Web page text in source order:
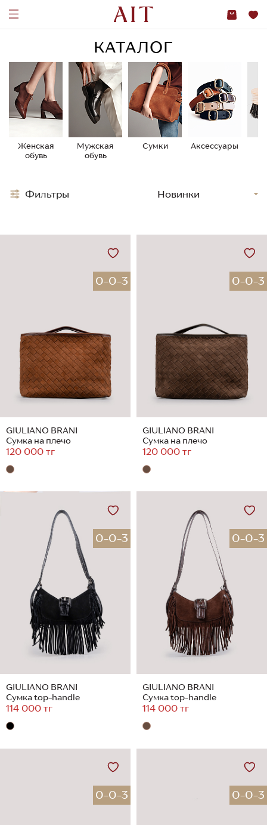
КАТАЛОГ
Женская
обувь
Мужская
обувь
Сумки Аксессуары
0-0-3
GIULIANO BRANI
Сумка на плечо
120 000 тг
0-0-3
GIULIANO BRANI
Сумка на плечо
120 000 тг
0-0-3
GIULIANO BRANI
Сумка top-handle
114 000 тг
0-0-3
GIULIANO BRANI
Сумка top-handle
114 000 тг
0-0-3 0-0-3
Фильтры